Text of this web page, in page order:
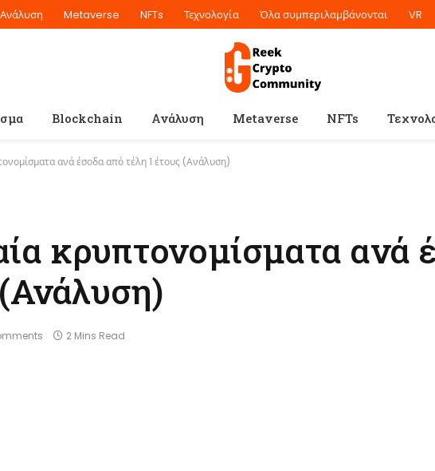
Ανάλυση Metaverse NFTs Τεχνολογία Όλα συμπεριλαμβάνονται VR
Blockchain Ανάλυση Metaverse NFTs
ανά έσοδα από τέλη 1 έτους (Ανάλυση)
κρυπτονομίσματα ανά
2 Mins Read